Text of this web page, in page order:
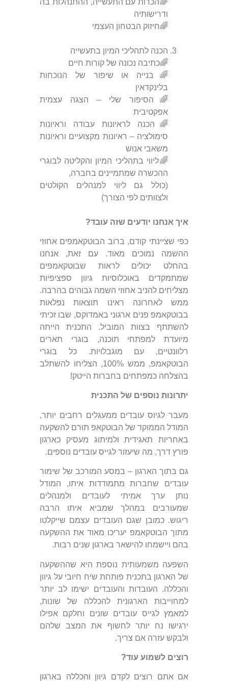
ודרישותיה
🌈חיזוק הבטחון העצמי
הכנה לתהליכי המיון בתעשייה
🌈כתיבה נכונה של קורות חיים
🌈בנייה או שיפור של הנוכחות
בלינקדאין
🌈הסיפור שלי – הצגה עצמית
אפקטיבית
🌈הכנה לראיונות עבודה וראיונות
סימולציה – ראיונות מקצועיים וראיונות
משאבי אנוש
🌈ליווי בתהליכי המיון והקליטה לבוגרי
ההכשרה שמתמיינים בחברה,
(כולל גם ליווי למנהלים הקולטים
ולצוותים לפי הצורך)
איך אנחנו יודעים שזה עובד?
כפי שציינתי קודם, ברוב הבוטקאמפים אחוזי
ההשמה נמוכים מאוד. עם זאת, אנחנו
בהחלט יכולים לראות שבוטקאמפים
שמתמקדים באוכלוסיות גיוון ספציפיות
מצליחים להניב אחוזי השמה גבוהים בהרבה.
ממש לאחרונה ראינו תוצאות נפלאות
בבוטקאמפ פנים ארגוני באמדוקס, שבו זכיתי
להשתתף בצוות המוביל. התכנית הייתה
מיועדת למפתחי תוכנה, בוגרי תארים
רלוונטיים, עם מוגבלויות. כל בוגרי
הבוטקאמפ, ממש 100%, הצליחו להשתלב
בהצלחה כמפתחים בחברות הייטק!
יתרונות נוספים של התכנית
מעבר לגיוס עובדים ממעגלים רחבים יותר,
המודל הממוקד של הבוטקאפ תורם להשקעה
באחריות תאגידית ולמיתוג מעסיק כארגון
פורץ דרך, מה שיעזור לגייס עובדים נוספים.
גם בתוך הארגון – במסע המורכב של שימור
עובדים שחברות מתמודדות איתו, המודל
נותן ערך אמיתי לעובדים ולמנהלים
שמעורבים במהלך שמביא איתו הרבה
ריגוש. כמובן שגם העובדים עצמם שייקלטו
מתוך הבוטקאמפ יעריכו מאוד את ההשקעה
בהם ויישמחו להישאר בארגון שנים רבות.
השפעה משמעותית נוספת היא שההשקעה
של הארגון בתכנית פותחת שיח חיובי על גיוון
והכללה. העובדות והעובדים ישימו לב יותר
למחוייבות הארגונית להכללה של שונות,
למאמץ לגייס עובדים שונים וחלקם אפילו
ירגישו נח יותר לחשוף את המצב שלהם
ולבקש עזרה אם צריך.
רוצים לשמוע עוד?
אם אתם רוצים לקדם גיוון והכללה בארגון